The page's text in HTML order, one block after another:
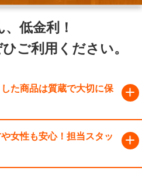
低金利！
ご利用ください。
た商品は質蔵で大切に保
女性も安心！担当スタッ